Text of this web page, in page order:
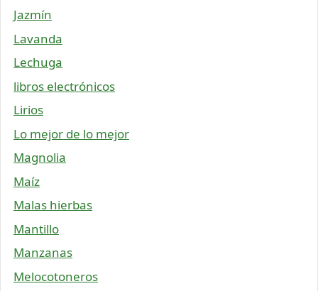
Jazmín
Lavanda
Lechuga
libros electrónicos
Lirios
Lo mejor de lo mejor
Magnolia
Maíz
Malas hierbas
Mantillo
Manzanas
Melocotoneros